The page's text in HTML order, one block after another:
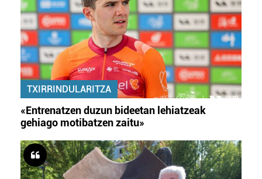
TXIRRINDULARITZA
«Entrenatzen duzun bideetan lehiatzeak
gehiago motibatzen zaitu»